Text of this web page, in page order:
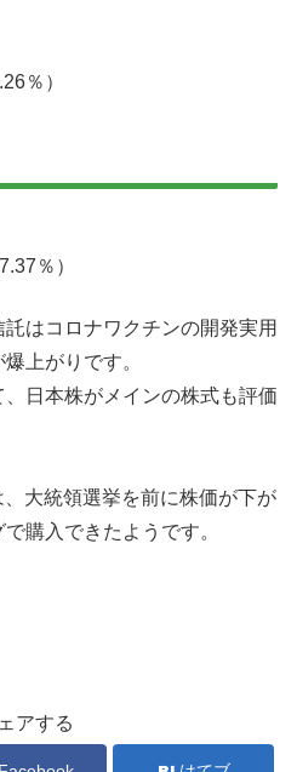
％）
％）
はコロナワクチンの開発実用
上がりです。
日本株がメインの株式も評価
大統領選挙を前に株価が下が
購入できたようです。
アする